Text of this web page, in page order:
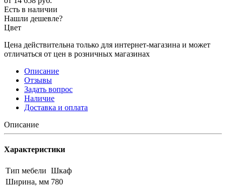
Есть в наличии
Нашли дешевле?
Цвет
Цена действительна только для интернет-магазина и может
отличаться от цен в розничных магазинах
Описание
Отзывы
Задать вопрос
Наличие
Доставка и оплата
Описание
Характеристики
Тип мебели Шкаф
Ширина, мм 780